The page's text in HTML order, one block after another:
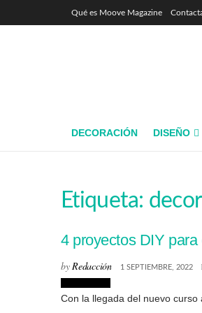
Qué es Moove Magazine
DECORACIÓN DISEÑO
Etiqueta:
4 proyectos DIY
byRedacción 1 SEPTIEMBRE, 2022
Con la llegada del nuevo curso